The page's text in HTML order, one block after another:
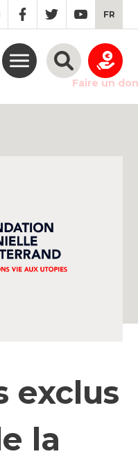
FR
Faire un don
exclus
la